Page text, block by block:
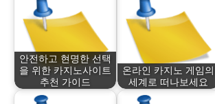
안전하고 현명한 선택
을 위한 카지노사이트
추천 가이드
온라인 카지노 게임의
세계로 떠나보세요